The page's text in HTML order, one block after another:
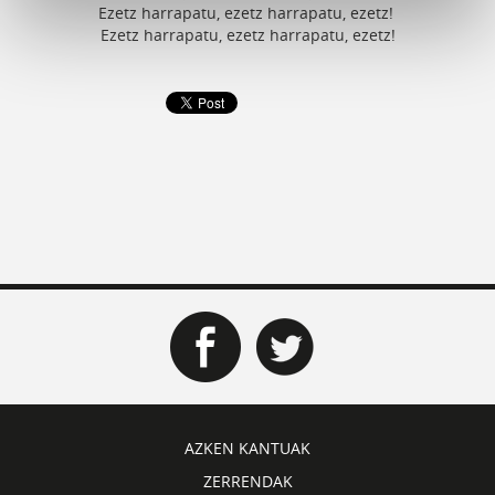
Ezetz harrapatu, ezetz harrapatu, ezetz!
Ezetz harrapatu, ezetz harrapatu, ezetz!
AZKEN KANTUAK
ZERRENDAK